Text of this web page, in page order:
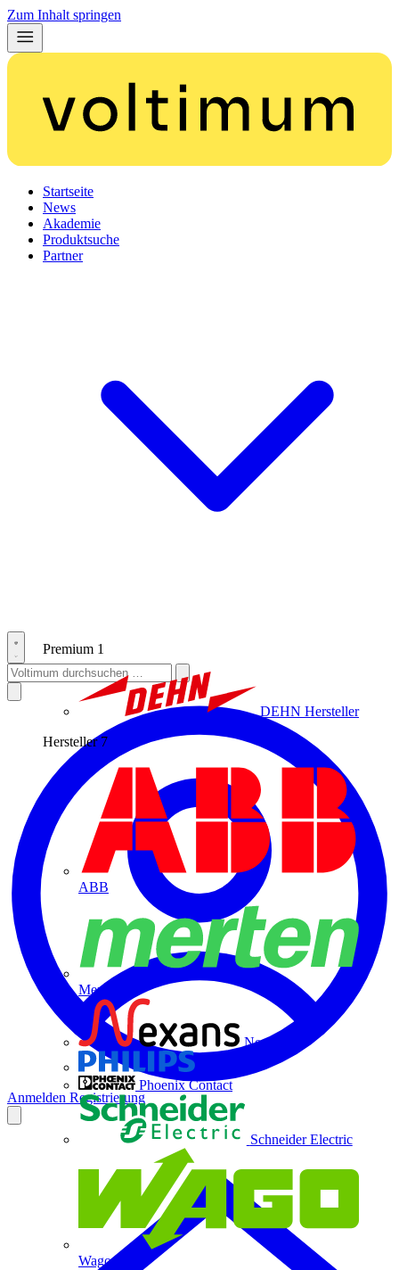
Zum Inhalt springen
Startseite
News
Akademie
Produktsuche
Partner
Premium 1
DEHN Hersteller
Hersteller 7
ABB
Merten
Nexans
Phoenix Contact
Schneider Electric
Wago
Anmelden Registrierung